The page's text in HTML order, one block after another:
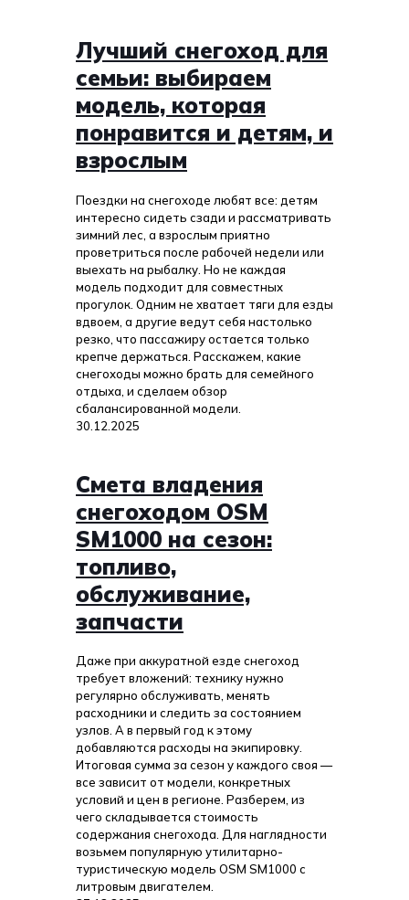
Лучший снегоход для
семьи: выбираем
модель, которая
понравится и детям, и
взрослым
Поездки на снегоходе любят все: детям
интересно сидеть сзади и рассматривать
зимний лес, а взрослым приятно
проветриться после рабочей недели или
выехать на рыбалку. Но не каждая
модель подходит для совместных
прогулок. Одним не хватает тяги для езды
вдвоем, а другие ведут себя настолько
резко, что пассажиру остается только
крепче держаться. Расскажем, какие
снегоходы можно брать для семейного
отдыха, и сделаем обзор
сбалансированной модели.
30.12.2025
Смета владения
снегоходом OSM
SM1000 на сезон:
топливо,
обслуживание,
запчасти
Даже при аккуратной езде снегоход
требует вложений: технику нужно
регулярно обслуживать, менять
расходники и следить за состоянием
узлов. А в первый год к этому
добавляются расходы на экипировку.
Итоговая сумма за сезон у каждого своя —
все зависит от модели, конкретных
условий и цен в регионе. Разберем, из
чего складывается стоимость
содержания снегохода. Для наглядности
возьмем популярную утилитарно-
туристическую модель OSM SM1000 с
литровым двигателем.